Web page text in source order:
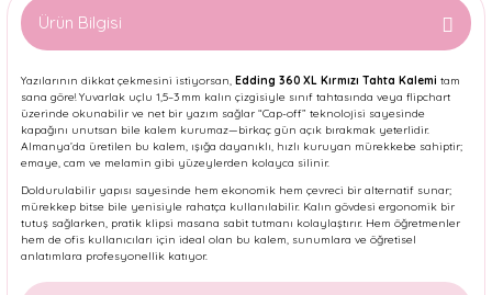
Ürün Bilgisi
Yazılarının dikkat çekmesini istiyorsan, Edding 360 XL Kırmızı Tahta Kalemi tam
sana göre! Yuvarlak uçlu 1,5–3 mm kalın çizgisiyle sınıf tahtasında veya flipchart
üzerinde okunabilir ve net bir yazım sağlar “Cap-off” teknolojisi sayesinde
kapağını unutsan bile kalem kurumaz—birkaç gün açık bırakmak yeterlidir.
Almanya’da üretilen bu kalem, ışığa dayanıklı, hızlı kuruyan mürekkebe sahiptir;
emaye, cam ve melamin gibi yüzeylerden kolayca silinir.
Doldurulabilir yapısı sayesinde hem ekonomik hem çevreci bir alternatif sunar;
mürekkep bitse bile yenisiyle rahatça kullanılabilir. Kalın gövdesi ergonomik bir
tutuş sağlarken, pratik klipsi masana sabit tutmanı kolaylaştırır. Hem öğretmenler
hem de ofis kullanıcıları için ideal olan bu kalem, sunumlara ve öğretisel
anlatımlara profesyonellik katıyor.